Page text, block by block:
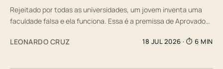
Rejeitado por todas as universidades, um jovem inventa uma
faculdade falsa e ela funciona. Essa é a premissa de Aprovado…
LEONARDO CRUZ 18 JUL 2026 · ⏱ 6 MIN